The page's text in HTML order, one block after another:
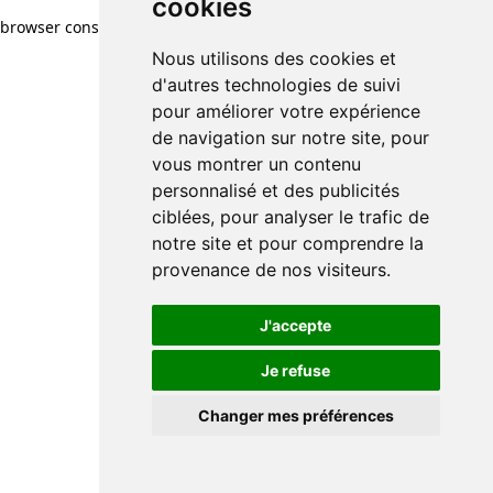
cookies
Nous utilisons des cookies et
d'autres technologies de suivi
pour améliorer votre expérience
de navigation sur notre site, pour
vous montrer un contenu
personnalisé et des publicités
ciblées, pour analyser le trafic de
notre site et pour comprendre la
provenance de nos visiteurs.
J'accepte
Je refuse
Changer mes préférences
browser console for more information)